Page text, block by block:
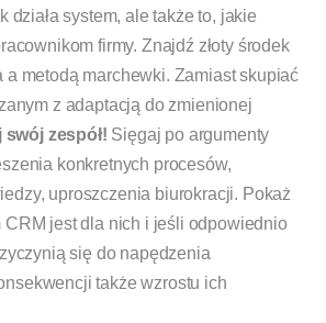
działa system, ale także to, jakie
firmy. Znajdź złoty środek
a metodą marchewki. Zamiast skupiać
z adaptacją do zmienionej
zespół! Sięgaj po argumenty
konkretnych procesów,
uproszczenia biurokracji. Pokaż
CRM jest dla nich i jeśli odpowiednio
się do napędzenia
także wzrostu ich